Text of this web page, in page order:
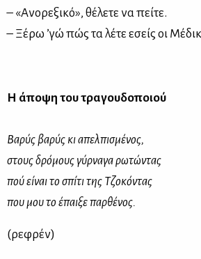
– «Ανορεξικό», θέλετε να πείτε.
– Ξέρω ’γώ πώς τα λέτε εσείς οι
Η άποψη του τραγουδοποιού
Βαρύς βαρύς κι απελπισμένος,
στους δρόμους γύρναγα ρωτώντας
πού είναι το σπίτι της Τζοκόντας
που μου το έπαιξε παρθένος.
(ρεφρέν)